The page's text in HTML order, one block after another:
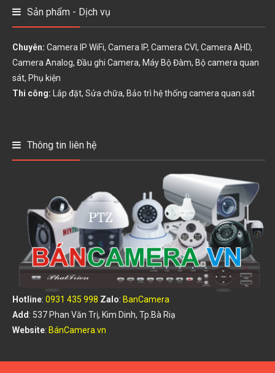
Sản phẩm - Dịch vụ
Chuyên: Camera IP WiFi, Camera IP, Camera CVI, Camera AHD,
Camera Analog, Đầu ghi Camera, Máy Bộ Đàm, Bộ camera quan
sát, Phụ kiện
Thi công: Lắp đặt, Sửa chữa, Bảo trì hệ thống camera quan sát
Thông tin liên hệ
Hotline: 0931 435 998 Zalo: BanCamera
Add: 537 Phan Văn Trị, Kim Dinh, Tp.Bà Riạ
Website: BánCamera.vn